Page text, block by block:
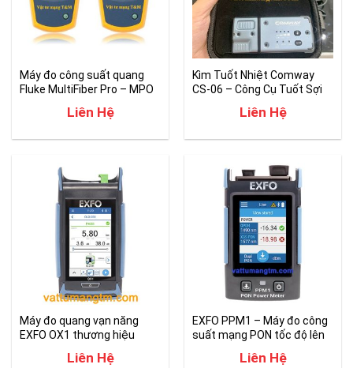
Máy đo công suất quang
Fluke MultiFiber Pro – MPO
Liên Hệ
Kìm Tuốt Nhiệt Comway
CS-06 – Công Cụ Tuốt Sợi
Liên Hệ
Máy đo quang vạn năng
EXFO OX1 thương hiệu
Liên Hệ
EXFO PPM1 – Máy đo công
suất mạng PON tốc độ lên
Liên Hệ